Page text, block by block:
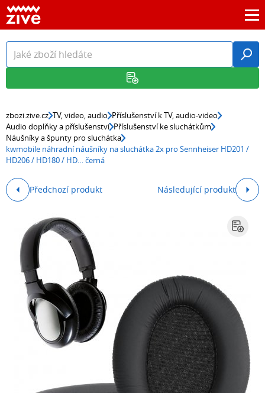
zbozi.zive.cz TV, video, audio Příslušenství k TV, audio-video
Audio doplňky a příslušenství Příslušenství ke sluchátkům
Náušníky a špunty pro sluchátka
kwmobile náhradní náušníky na sluchátka 2x pro Sennheiser HD201 /
HD206 / HD180 / HD… černá
Předchozí produkt Následující produkt